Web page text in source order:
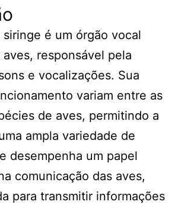
siringe é um órgão vocal
responsável pela
e vocalizações. Sua
variam entre as
de aves, permitindo a
ampla variedade de
desempenha um papel
comunicação das aves,
para transmitir informações